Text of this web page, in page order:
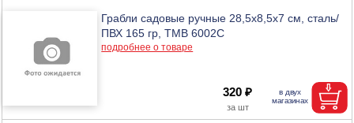
Грабли садовые ручные 28,5х8,5х7 см, сталь/
ПВХ 165 гр, ТМВ 6002C
подробнее о товаре
320 ₽